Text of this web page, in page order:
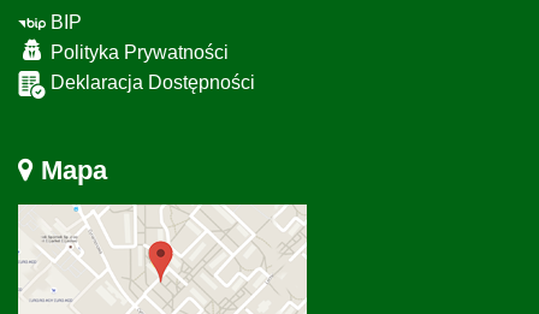
BIP
Polityka Prywatności
Deklaracja Dostępności
Mapa